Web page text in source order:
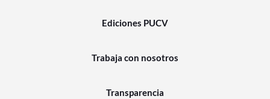
Ediciones PUCV
Trabaja con nosotros
Transparencia